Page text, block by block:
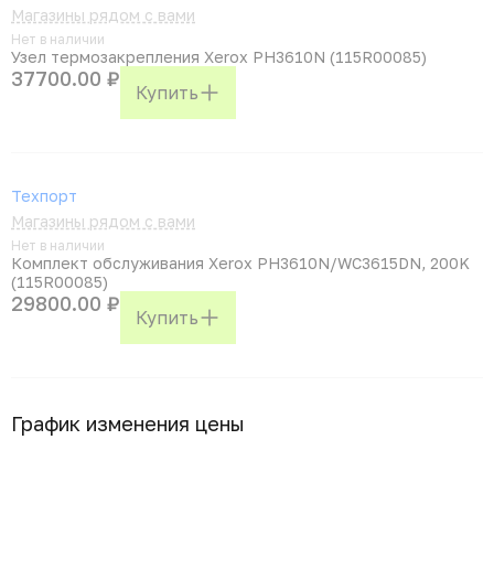
Магазины рядом с вами
Нет в наличии
Узел термозакрепления Xerox PH3610N (115R00085)
37700.00 ₽
Купить
Техпорт
Магазины рядом с вами
Нет в наличии
Комплект обслуживания Xerox PH3610N/WC3615DN, 200K
(115R00085)
29800.00 ₽
Купить
График изменения цены